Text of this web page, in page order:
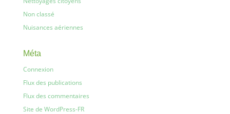
Non classé
Nuisances aériennes
Méta
Connexion
Flux des publications
Flux des commentaires
Site de WordPress-FR